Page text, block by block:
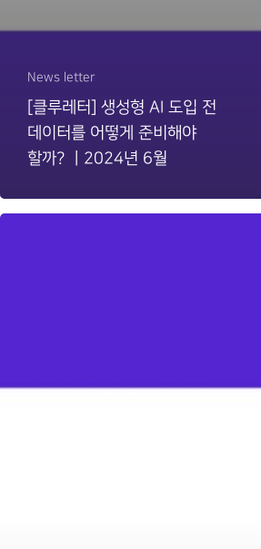
News letter
[클루레터] 생성형 AI 도입 전
데이터를 어떻게 준비해야
할까? ㅣ2024년 6월